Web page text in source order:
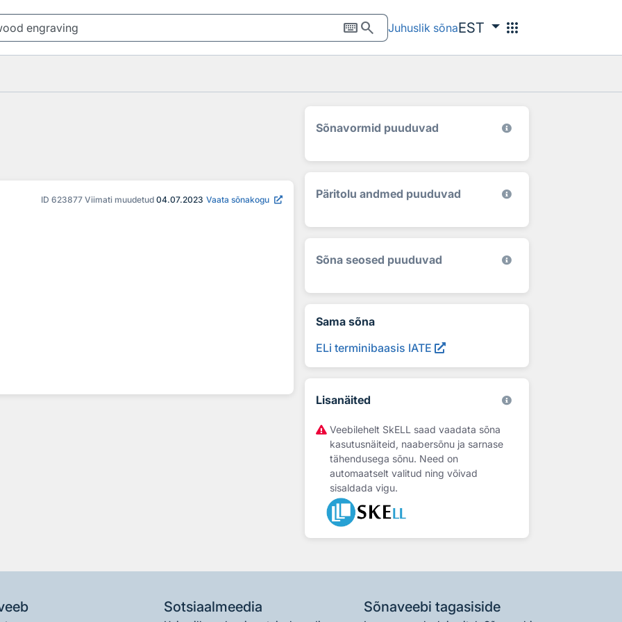
keyboardsearch Juhuslik sõnaEST apps
ID 623877 Viimati muudetud 04.07.2023 Vaata sõnakogu
Sõnavormid puuduvad
Päritolu andmed puuduvad
Sõna seosed puuduvad
Sama sõna
ELi terminibaasis IATE
Lisanäited
Veebilehelt SkELL saad vaadata sõna
kasutusnäiteid, naabersõnu ja sarnase
tähendusega sõnu. Need on
automaatselt valitud ning võivad
sisaldada vigu.
Sotsiaalmeedia Sõnaveebi tagasiside